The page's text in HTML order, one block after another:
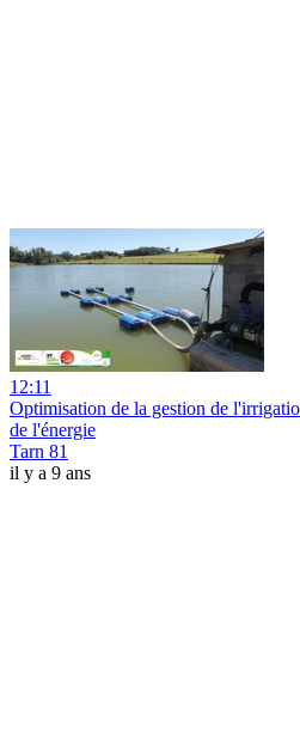
12:11
Optimisation de la gestion de
de l'énergie
Tarn 81
il y a 9 ans